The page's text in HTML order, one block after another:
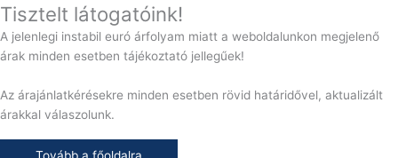
Tisztelt látogatóink!
A jelenlegi instabil euró árfolyam miatt a weboldalunkon megjelenő
árak minden esetben tájékoztató jellegűek!
Az árajánlatkérésekre minden esetben rövid határidővel, aktualizált
árakkal válaszolunk.